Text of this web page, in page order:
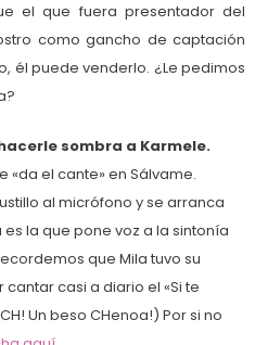
el que fuera presentador del
como gancho de captación
él puede venderlo. ¿Le pedimos
sombra a Karmele.
«da el cante» en Sálvame.
al micrófono y se arranca
la que pone voz a la sintonía
que Mila tuvo su
casi a diario el «Si te
Un beso CHenoa!) Por si no